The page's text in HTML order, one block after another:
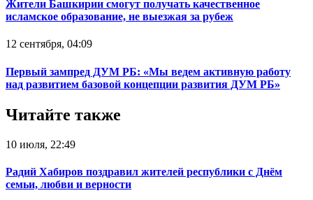
Жители Башкирии смогут получать качественное
исламское образование, не выезжая за рубеж
12 сентября, 04:09
Первый зампред ДУМ РБ: «Мы ведем активную работу
над развитием базовой концепции развития ДУМ РБ»
Читайте также
10 июля, 22:49
Радий Хабиров поздравил жителей республики с Днём
семьи, любви и верности